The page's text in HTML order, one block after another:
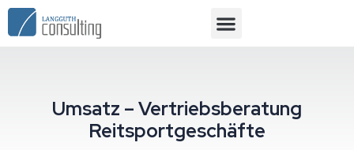
Umsatz – Vertriebsberatung
Reitsportgeschäfte